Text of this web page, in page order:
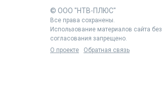
© ООО "НТВ-ПЛЮС"
Все права сохранены.
Использование материалов сайта без
согласования запрещено.
О проекте
Обратная связь